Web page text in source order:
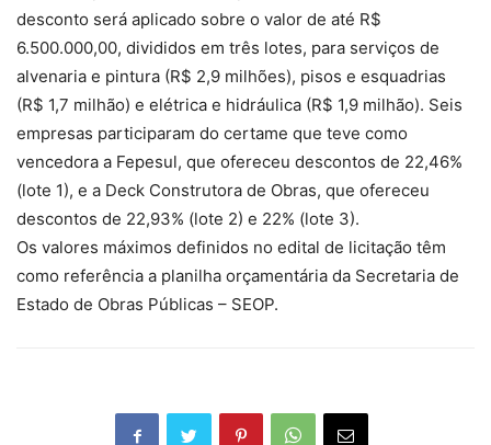
desconto será aplicado sobre o valor de até R$
6.500.000,00, divididos em três lotes, para serviços de
alvenaria e pintura (R$ 2,9 milhões), pisos e esquadrias
(R$ 1,7 milhão) e elétrica e hidráulica (R$ 1,9 milhão). Seis
empresas participaram do certame que teve como
vencedora a Fepesul, que ofereceu descontos de 22,46%
(lote 1), e a Deck Construtora de Obras, que ofereceu
descontos de 22,93% (lote 2) e 22% (lote 3).
Os valores máximos definidos no edital de licitação têm
como referência a planilha orçamentária da Secretaria de
Estado de Obras Públicas – SEOP.